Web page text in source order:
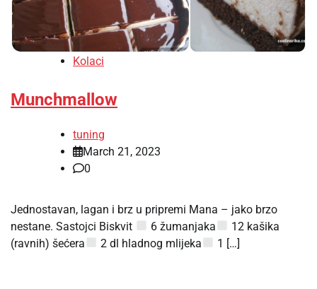
Kolaci
Munchmallow
tuning
March 21, 2023
0
Jednostavan, lagan i brz u pripremi Mana – jako brzo
nestane. Sastojci Biskvit
6 žumanjaka
12 kašika
(ravnih) šećera
2 dl hladnog mlijeka 1 […]